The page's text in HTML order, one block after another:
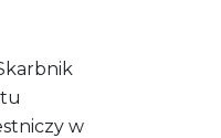
w